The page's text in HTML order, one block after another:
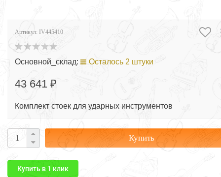
Артикул: IV445410
Основной_склад: Осталось 2 штуки
43 641 ₽
Комплект стоек для ударных инструментов
Купить
Купить в 1 клик